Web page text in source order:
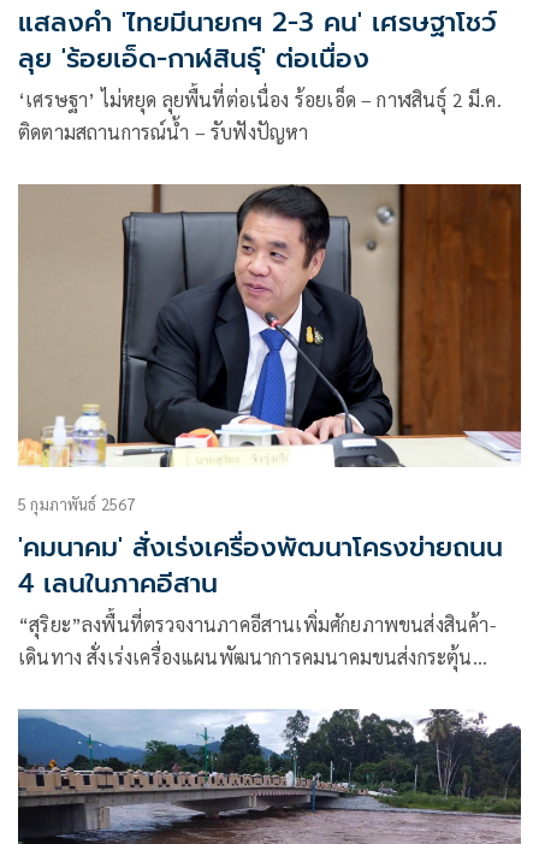
แสลงคำ 'ไทยมีนายกฯ 2-3 คน' เศรษฐาโชว์
ลุย 'ร้อยเอ็ด-กาฬสินธุ์' ต่อเนื่อง
‘เศรษฐา’ ไม่หยุด ลุยพื้นที่ต่อเนื่อง ร้อยเอ็ด – กาฬสินธุ์ 2 มี.ค.
ติดตามสถานการณ์น้ำ – รับฟังปัญหา
5 กุมภาพันธ์ 2567
'คมนาคม' สั่งเร่งเครื่องพัฒนาโครงข่ายถนน
4 เลนในภาคอีสาน
“สุริยะ”ลงพื้นที่ตรวจงานภาคอีสานเพิ่มศักยภาพขนส่งสินค้า-
เดินทาง สั่งเร่งเครื่องแผนพัฒนาการคมนาคมขนส่งกระตุ้น
ทล.2044 และ ทล. 2046 ช่วงอำเภอโพนทอง แก้คอขวดลุยเชื่อม
ต่อสนามบินร้อยเอ็ด